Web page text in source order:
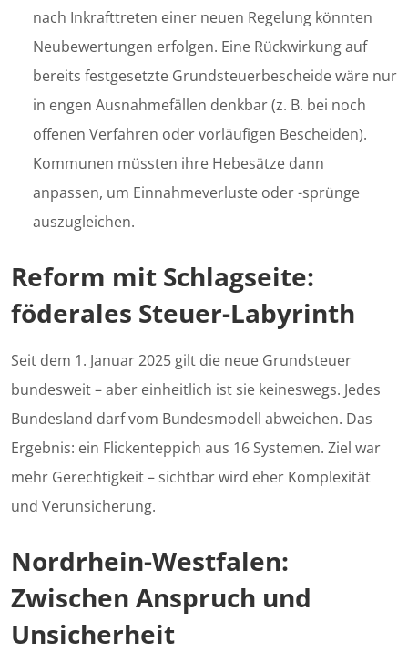
nach Inkrafttreten einer neuen Regelung könnten
Neubewertungen erfolgen. Eine Rückwirkung auf
bereits festgesetzte Grundsteuerbescheide wäre nur
in engen Ausnahmefällen denkbar (z. B. bei noch
offenen Verfahren oder vorläufigen Bescheiden).
Kommunen müssten ihre Hebesätze dann
anpassen, um Einnahmeverluste oder -sprünge
auszugleichen.
Reform mit Schlagseite:
föderales Steuer-Labyrinth
Seit dem 1. Januar 2025 gilt die neue Grundsteuer
bundesweit – aber einheitlich ist sie keineswegs. Jedes
Bundesland darf vom Bundesmodell abweichen. Das
Ergebnis: ein Flickenteppich aus 16 Systemen. Ziel war
mehr Gerechtigkeit – sichtbar wird eher Komplexität
und Verunsicherung.
Nordrhein-Westfalen:
Zwischen Anspruch und
Unsicherheit